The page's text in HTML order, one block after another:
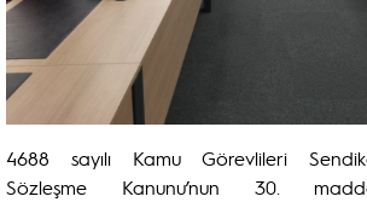
4688 sayılı Kamu Görevlileri
Sözleşme Kanunu’nun 30.